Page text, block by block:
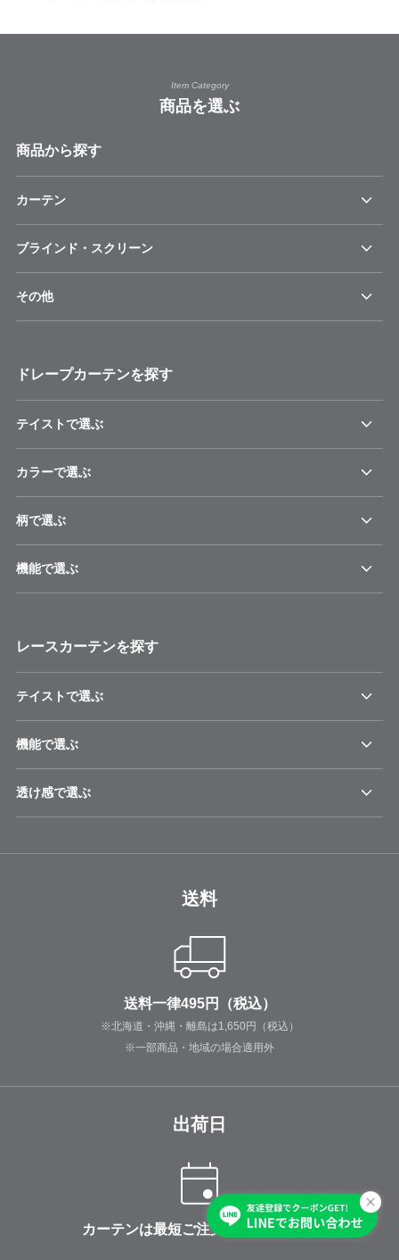
Item Category
商品を選ぶ
商品から探す
カーテン
ブラインド・スクリーン
その他
ドレープカーテンを探す
テイストで選ぶ
カラーで選ぶ
柄で選ぶ
機能で選ぶ
レースカーテンを探す
テイストで選ぶ
機能で選ぶ
透け感で選ぶ
送料
送料一律495円（税込）
※北海道・沖縄・離島は1,650円（税込）
※一部商品・地域の場合適用外
出荷日
カーテンは最短ご注文の3日後に出荷